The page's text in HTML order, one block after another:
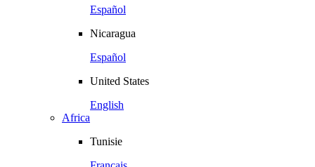
Español
Nicaragua
Español
United States
English
Africa
Tunisie